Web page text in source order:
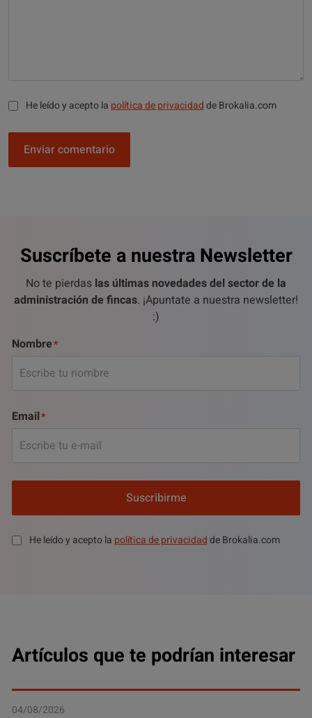
He leído y acepto la política de privacidadde Brokalia.com
Enviar comentario
Suscríbete a nuestra Newsletter
No te pierdas las últimas novedades del sector de la
administración de fincas. ¡Apuntate a nuestra newsletter!
:)
Nombre
Email
Suscribirme
He leído y acepto la política de privacidadde Brokalia.com
Artículos que te podrían interesar
04/08/2026